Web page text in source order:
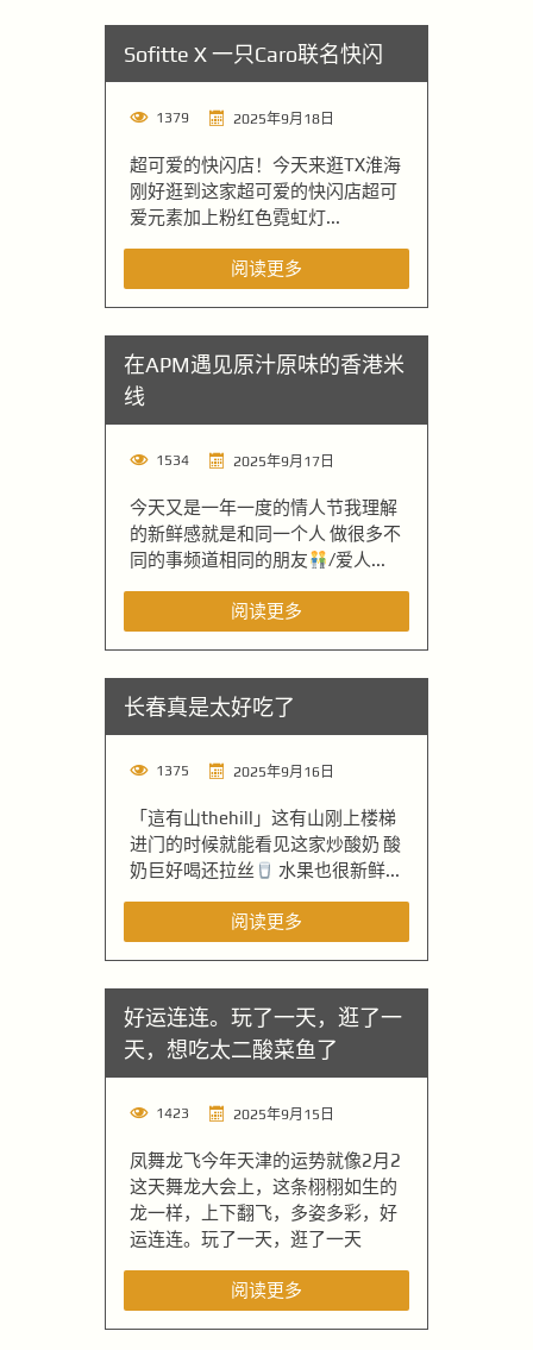
Sofitte X 一只Caro联名快闪
1379 2025年9月18日
超可爱的快闪店！今天来逛TX淮海
刚好逛到这家超可爱的快闪店超可
爱元素加上粉红色霓虹灯...
阅读更多
在APM遇见原汁原味的香港米
线
1534 2025年9月17日
今天又是一年一度的情人节我理解
的新鲜感就是和同一个人 做很多不
同的事频道相同的朋友
/爱人...
阅读更多
长春真是太好吃了
1375 2025年9月16日
「這有山thehill」这有山刚上楼梯
进门的时候就能看见这家炒酸奶 酸
奶巨好喝还拉丝
水果也很新鲜...
阅读更多
好运连连。玩了一天，逛了一
天，想吃太二酸菜鱼了
1423 2025年9月15日
凤舞龙飞今年天津的运势就像2月2
这天舞龙大会上，这条栩栩如生的
龙一样，上下翻飞，多姿多彩，好
运连连。玩了一天，逛了一天
阅读更多